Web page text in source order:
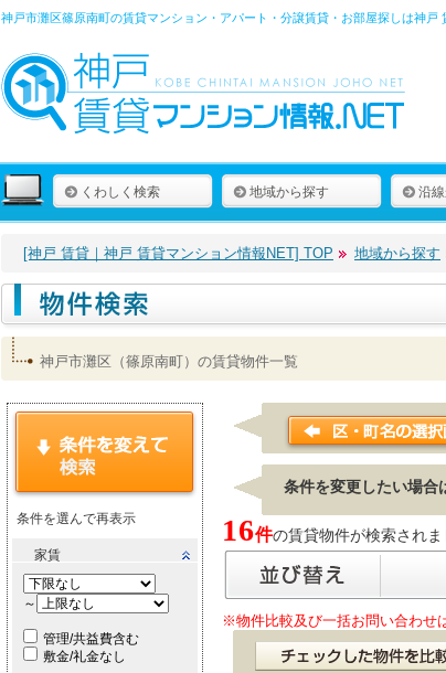
神戸市灘区篠原南町の賃貸マンション・アパート・分譲賃貸・お部屋探しは神戸
くわしく検索 地域から探す 沿
[神戸 賃貸｜神戸 賃貸マンション情報NET] TOP 地域から探す
神戸市灘区（篠原南町）の賃貸物件一覧
条件を選んで再表示
家賃
～
管理/共益費含む
敷金/礼金なし
条件を変更したい場合
16件の賃貸物件が検索され
※物件比較及び一括お問い合わせ